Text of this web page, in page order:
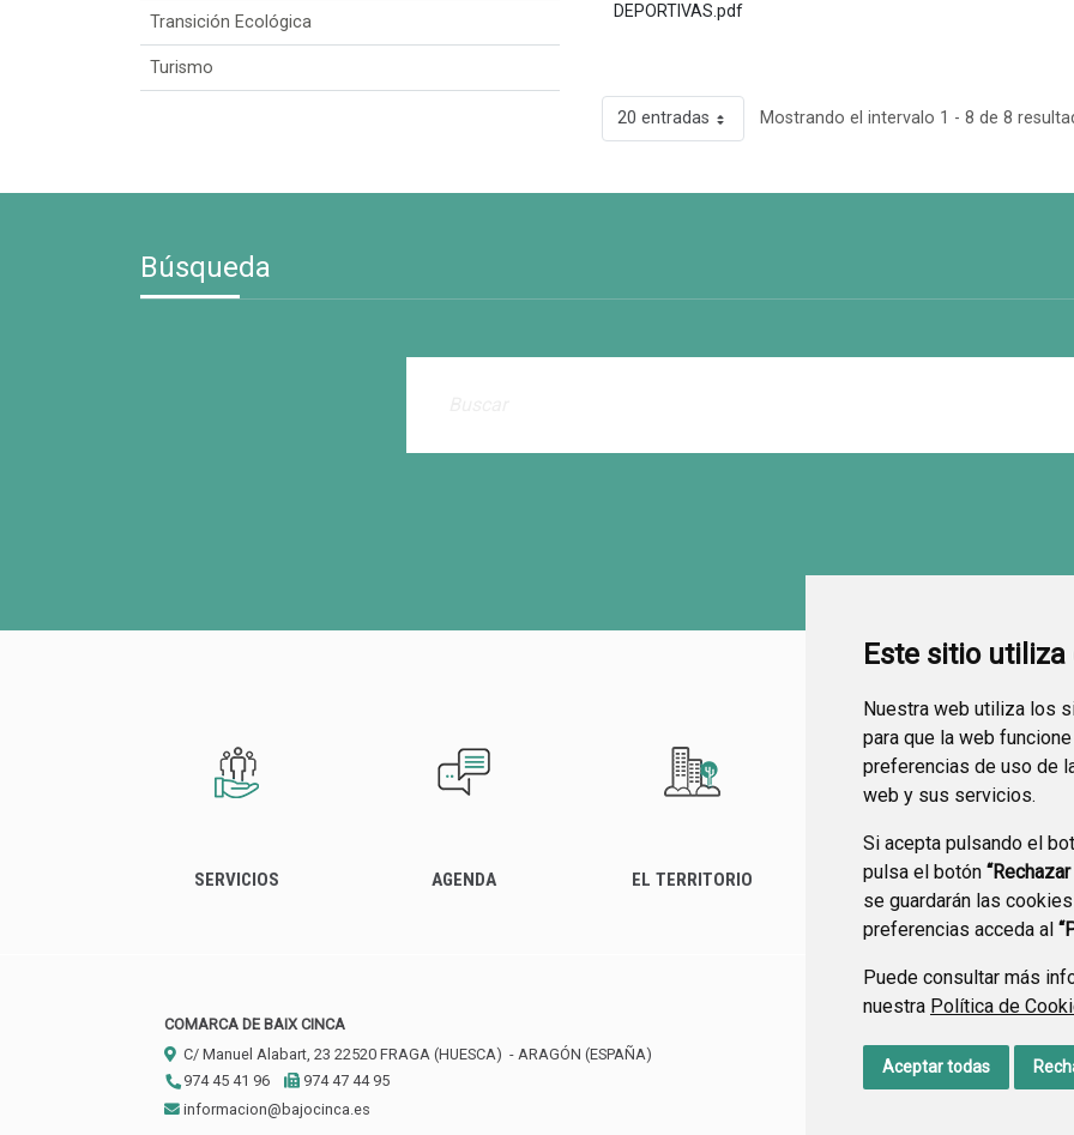
Este sitio
Nuestra web utiliza los
para que la web
preferencias de uso de
web y sus servicios.
Si acepta pulsando el
pulsa el botón
se guardarán las
preferencias acceda al
Puede consultar más
nuestra Política de
Aceptar todas
Transición Ecológica
Turismo
DEPORTIVAS.pdf
20 entradas Mostrando el intervalo 1 - 8 de 8
Búsqueda
SERVICIOS AGENDA EL TERRITORIO SEDE ELECTRÓNICA
COMARCA DE BAIX CINCA
C/ Manuel Alabart, 23 22520 FRAGA (HUESCA) - ARAGÓN (ESPAÑA)
974 45 41 96
974 47 44 95
informacion@bajocinca.es